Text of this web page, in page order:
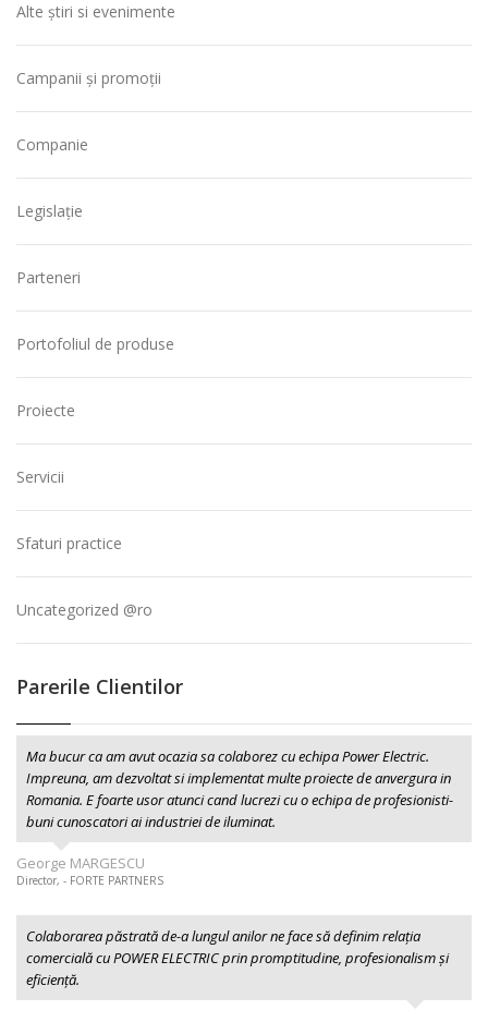
Alte știri si evenimente
Campanii și promoții
Companie
Legislație
Parteneri
Portofoliul de produse
Proiecte
Servicii
Sfaturi practice
Uncategorized @ro
Parerile Clientilor
Ma bucur ca am avut ocazia sa colaborez cu echipa Power Electric.
Impreuna, am dezvoltat si implementat multe proiecte de anvergura in
Romania. E foarte usor atunci cand lucrezi cu o echipa de profesionisti-
buni cunoscatori ai industriei de iluminat.
George MARGESCU
Director, - FORTE PARTNERS
Colaborarea păstrată de-a lungul anilor ne face să definim relația
comercială cu POWER ELECTRIC prin promptitudine, profesionalism şi
eficiență.